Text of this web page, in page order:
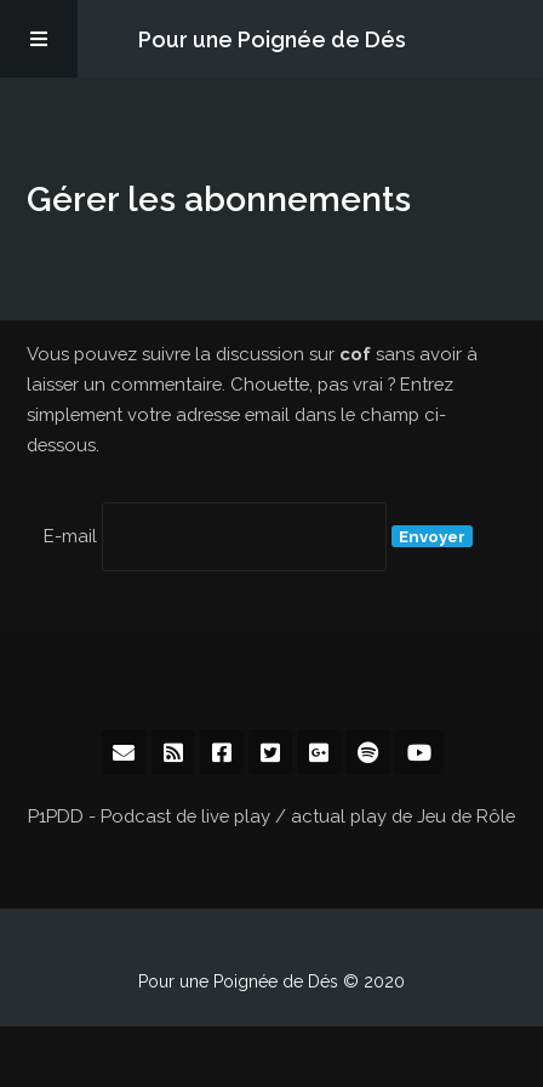
Pour une Poignée de Dés
PQD2P
À propos
Gérer les abonnements
Vous pouvez suivre la discussion sur cof sans avoir à
laisser un commentaire. Chouette, pas vrai ? Entrez
simplement votre adresse email dans le champ ci-
dessous.
E-mail
P1PDD - Podcast de live play / actual play de Jeu de Rôle
Pour une Poignée de Dés © 2020